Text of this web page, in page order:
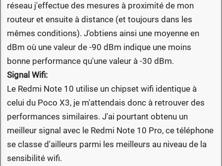
réseau j'effectue des mesures à proximité de mon
routeur et ensuite à distance (et toujours dans les
mêmes conditions). J'obtiens ainsi une moyenne en
dBm où une valeur de -90 dBm indique une moins
bonne performance qu'une valeur à -30 dBm.
Signal Wifi:
Le Redmi Note 10 utilise un chipset wifi identique à
celui du Poco X3, je m'attendais donc à retrouver des
performances similaires. J'ai pourtant obtenu un
meilleur signal avec le Redmi Note 10 Pro, ce téléphone
se classe d'ailleurs parmi les meilleurs au niveau de la
sensibilité wifi.